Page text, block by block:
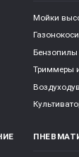
Мойки
Бензопилы
Триммеры